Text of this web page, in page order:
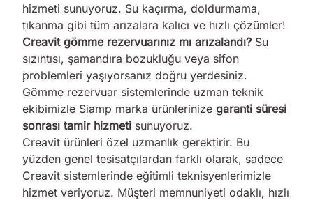
hizmeti sunuyoruz. Su kaçırma, doldurmama,
tıkanma gibi tüm arızalara kalıcı ve hızlı çözümler!
Creavit gömme rezervuarınız mı arızalandı? Su
sızıntısı, şamandıra bozukluğu veya sifon
problemleri yaşıyorsanız doğru yerdesiniz.
Gömme rezervuar sistemlerinde uzman teknik
ekibimizle Siamp marka ürünlerinize garanti süresi
sonrası tamir hizmeti sunuyoruz.
Creavit ürünleri özel uzmanlık gerektirir. Bu
yüzden genel tesisatçılardan farklı olarak, sadece
Creavit sistemlerinde eğitimli teknisyenlerimizle
hizmet veriyoruz. Müşteri memnuniyeti odaklı, hızlı